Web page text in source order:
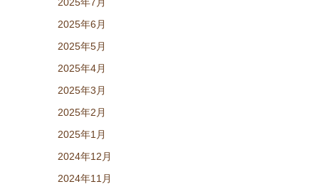
2025年6月
2025年5月
2025年4月
2025年3月
2025年2月
2025年1月
2024年12月
2024年11月